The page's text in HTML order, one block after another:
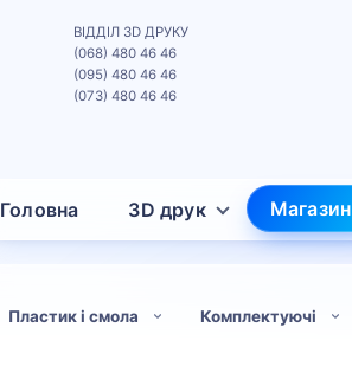
Головна 3D друк Магазин
ВІДДІЛ 3D ДРУКУ
(068) 480 46 46
(095) 480 46 46
(073) 480 46 46
Пластик і смола Комплектуючі